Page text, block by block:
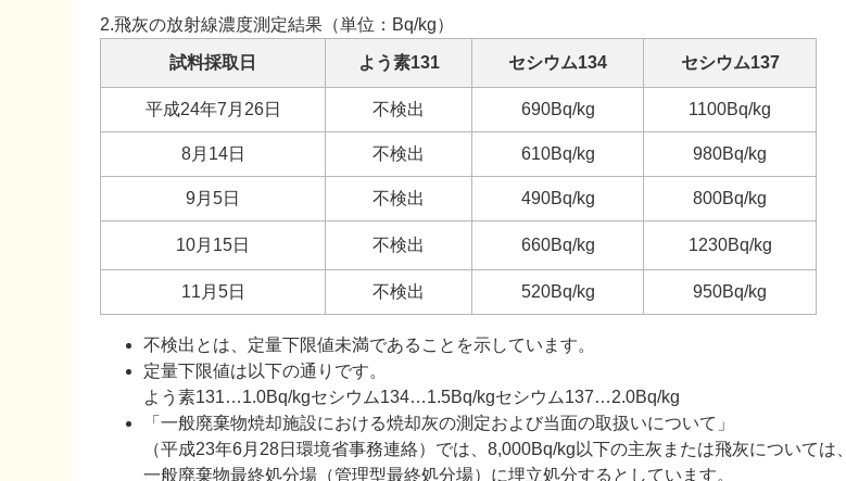
2.飛灰の放射線濃度測定結果（単位：Bq/kg）
試料採取日 よう素131 セシウム134 セシウム137
平成24年7月26日 不検出 690Bq/kg 1100Bq/kg
8月14日 不検出 610Bq/kg 980Bq/kg
9月5日 不検出 490Bq/kg 800Bq/kg
10月15日 不検出 660Bq/kg 1230Bq/kg
11月5日 不検出 520Bq/kg 950Bq/kg
不検出とは、定量下限値未満であることを示しています。
定量下限値は以下の通りです。
よう素131…1.0Bq/kgセシウム134…1.5Bq/kgセシウム137…2.0Bq/kg
「一般廃棄物焼却施設における焼却灰の測定および当面の取扱いについて」
（平成23年6月28日環境省事務連絡）では、8,000Bq/kg以下の主灰または飛灰については、
一般廃棄物最終処分場（管理型最終処分場）に埋立処分するとしています。